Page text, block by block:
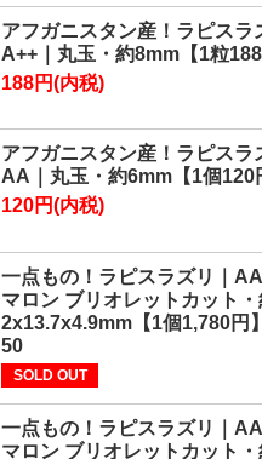
アフガニスタン産！ラピスラ
A++｜丸玉・約8mm【1粒188
188円(内税)
アフガニスタン産！ラピスラ
AA｜丸玉・約6mm【1個120
120円(内税)
一点もの！ラピスラズリ｜
マロン ブリオレットカット
2x13.7x4.9mm【1個1,780円
50
SOLD OUT
一点もの！ラピスラズリ｜
マロン ブリオレットカット